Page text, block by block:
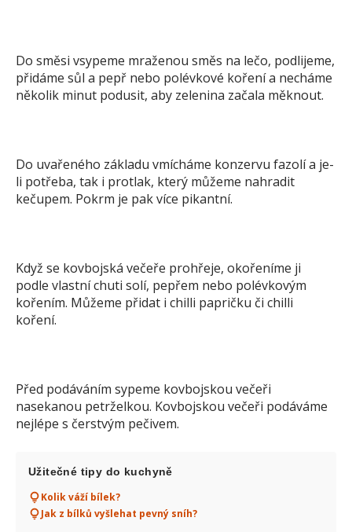
Do směsi vsypeme mraženou směs na lečo, podlijeme,
přidáme sůl a pepř nebo polévkové koření a necháme
několik minut podusit, aby zelenina začala měknout.
Do uvařeného základu vmícháme konzervu fazolí a je-
li potřeba, tak i protlak, který můžeme nahradit
kečupem. Pokrm je pak více pikantní.
Když se kovbojská večeře prohřeje, okořeníme ji
podle vlastní chuti solí, pepřem nebo polévkovým
kořením. Můžeme přidat i chilli papričku či chilli
koření.
Před podáváním sypeme kovbojskou večeři
nasekanou petrželkou. Kovbojskou večeři podáváme
nejlépe s čerstvým pečivem.
Užitečné tipy do kuchyně
Kolik váží bílek?
Jak z bílků vyšlehat pevný sníh?